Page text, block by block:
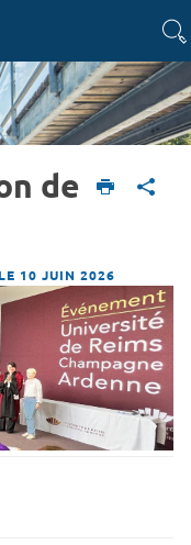
de
10 JUIN 2026